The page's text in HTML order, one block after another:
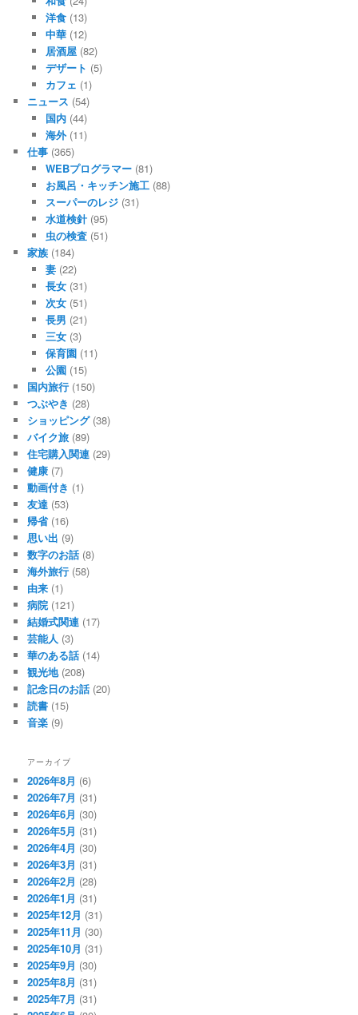
洋食(13)
中華(12)
居酒屋(82)
デザート (5)
カフェ (1)
ニュース (54)
国内(44)
海外(11)
仕事 (365)
WEBプログラマー(81)
お風呂・キッチン施工(88)
スーパーのレジ(31)
水道検針(95)
虫の検査(51)
家族 (184)
妻(22)
長女(31)
次女(51)
長男 (21)
三女(3)
保育園(11)
公園(15)
国内旅行 (150)
つぶやき (28)
ショッピング(38)
バイク旅 (89)
住宅購入関連 (29)
健康 (7)
動画付き (1)
友達 (53)
帰省(16)
思い出 (9)
数字のお話 (8)
海外旅行 (58)
由来 (1)
病院 (121)
結婚式関連 (17)
芸能人 (3)
華のある話 (14)
観光地(208)
記念日のお話 (20)
読書 (15)
音楽 (9)
アーカイブ
2026年8月 (6)
2026年7月 (31)
2026年6月 (30)
2026年5月 (31)
2026年4月 (30)
2026年3月 (31)
2026年2月 (28)
2026年1月 (31)
2025年12月 (31)
2025年11月 (30)
2025年10月 (31)
2025年9月 (30)
2025年8月 (31)
2025年7月 (31)